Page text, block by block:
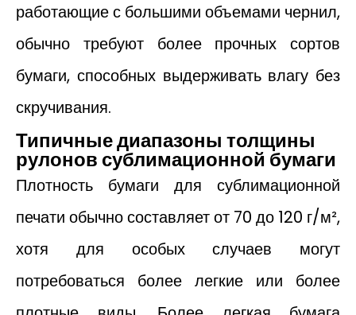
работающие с большими объемами чернил,
обычно требуют более прочных сортов
бумаги, способных выдерживать влагу без
скручивания.
Типичные диапазоны толщины
рулонов сублимационной бумаги
Плотность бумаги для сублимационной
печати обычно составляет от 70 до 120 г/м²,
хотя для особых случаев могут
потребоваться более легкие или более